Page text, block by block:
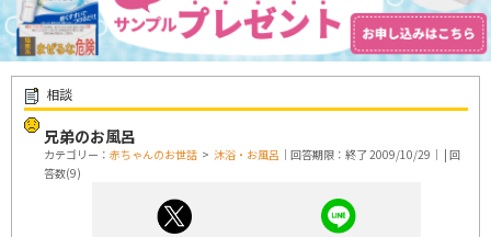
相談
兄弟のお風呂
カテゴリー： 赤ちゃんのお世話 > 沐浴・お風呂 ｜回答期限：終了 2009/10/29｜ | 回
答数(9)